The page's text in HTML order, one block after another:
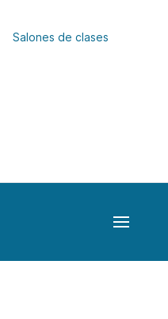
Salones de clases